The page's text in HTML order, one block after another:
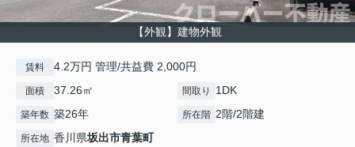
【外観】建物外観
賃料 4.2万円 管理/共益費 2,000円
面積 37.26㎡ 間取り 1DK
築年数 築26年 所在階 2階/2階建
所在地 香川県坂出市青葉町